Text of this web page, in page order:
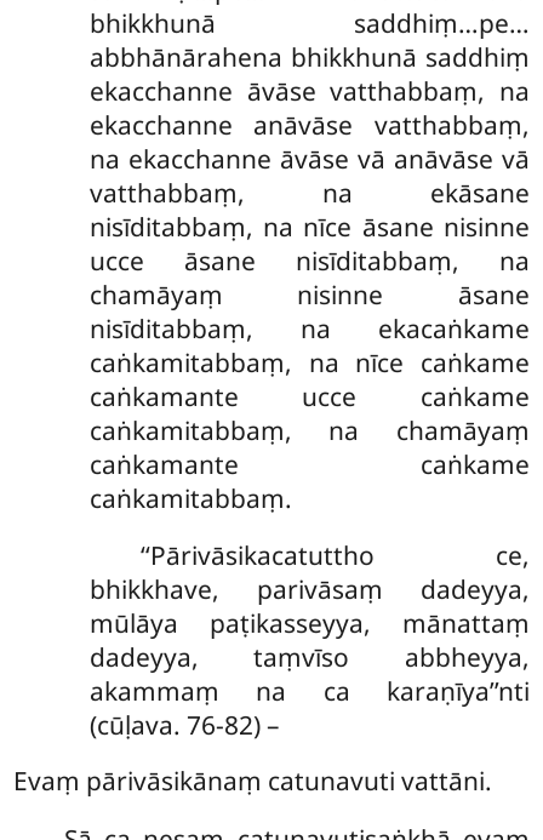
bhikkhunā saddhiṃ…pe…
abbhānārahena bhikkhunā saddhiṃ
ekacchanne āvāse vatthabbaṃ, na
ekacchanne anāvāse vatthabbaṃ,
na ekacchanne āvāse vā anāvāse vā
vatthabbaṃ, na ekāsane
nisīditabbaṃ, na nīce āsane nisinne
ucce āsane nisīditabbaṃ, na
chamāyaṃ nisinne āsane
nisīditabbaṃ, na ekacaṅkame
caṅkamitabbaṃ, na nīce caṅkame
caṅkamante ucce caṅkame
caṅkamitabbaṃ, na chamāyaṃ
caṅkamante caṅkame
caṅkamitabbaṃ.
‘‘Pārivāsikacatuttho ce,
bhikkhave, parivāsaṃ dadeyya,
mūlāya paṭikasseyya, mānattaṃ
dadeyya, taṃvīso abbheyya,
akammaṃ na ca karaṇīya’’nti
(cūḷava. 76-82) –
Evaṃ pārivāsikānaṃ catunavuti vattāni.